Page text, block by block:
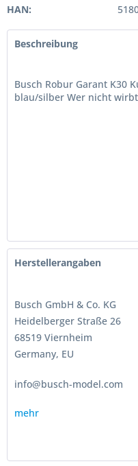
HAN:
Beschreibung
Busch Robur Garant K30
blau/silber Wer nicht
Herstellerangaben
Busch GmbH & Co. KG
Heidelberger Straße 26
68519 Viernheim
Germany, EU
info@busch-model.com
mehr